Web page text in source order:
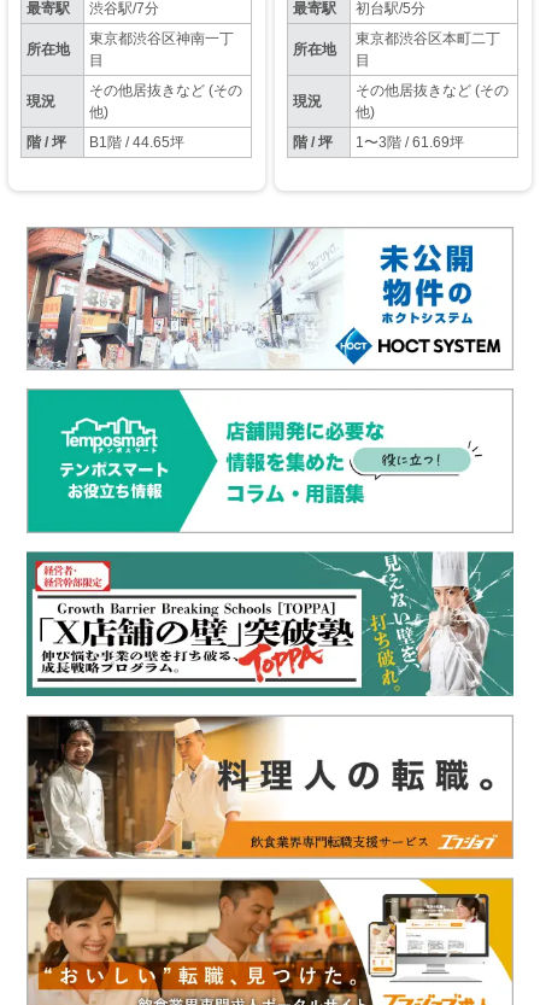
最寄駅 渋谷駅/7分
所在地
東京都渋谷区神南一丁
目
現況
その他居抜きなど (その
他)
階 / 坪
B1階 / 44.65坪
最寄駅 初台駅/5分
所在地
東京都渋谷区本町二丁
目
現況
その他居抜きなど (その
他)
階 / 坪
1〜3階 / 61.69坪